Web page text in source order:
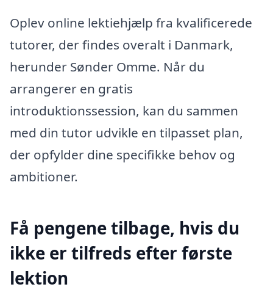
Oplev online lektiehjælp fra kvalificerede
tutorer, der findes overalt i Danmark,
herunder Sønder Omme. Når du
arrangerer en gratis
introduktionssession, kan du sammen
med din tutor udvikle en tilpasset plan,
der opfylder dine specifikke behov og
ambitioner.
Få pengene tilbage, hvis du
ikke er tilfreds efter første
lektion